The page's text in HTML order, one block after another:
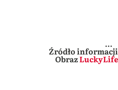
…
Źródło
Obraz